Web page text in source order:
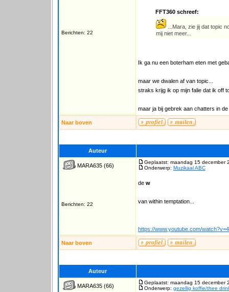
Berichten: 22
FFT360 schreef:
...Mara, zie jij dat topic
mij niet meer...
Ik ga nu een boterham eten met
maar we dwalen af van topic...
straks krijg ik op mijn falie dat ik off
maar ja bij gebrek aan chatters in
Naar boven
Auteur
MARA635 (66)
Berichten: 22
Geplaatst: maandag 15 december
Onderwerp: Muzikaal ABC
de w
van within temptation...
https://www.youtube.com/
Naar boven
Auteur
MARA635 (66)
Geplaatst: maandag 15 december
Onderwerp: gezellig koffie/thee